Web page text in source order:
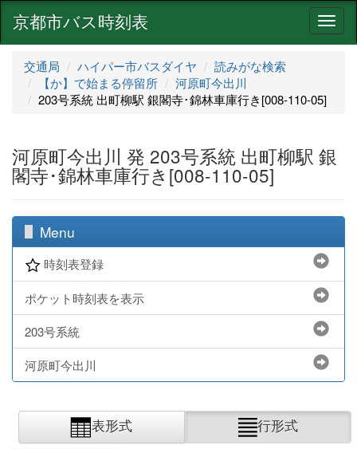
ナ
ビ
ョ
京都市バス時刻表
交通局 ハイパー市バスダイヤ
読みがな検索
【か】で始まる停留所
河原町今出川
203号系統 出町柳駅 銀閣寺･錦林車庫行き[008-110-05]
河原町今出川 発 203号系統 出町柳駅 銀
閣寺･錦林車庫行き[008-110-05]
Menu
時刻表登録
ポケット時刻表を表示
203号系統
河原町今出川
表形式 行形式